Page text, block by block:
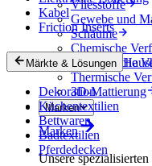
Vliesstoffe
Gewebe und
Schäume
Chemische
Mechanische
Thermische
3D-Mattierung
Marken
Marken
Unsere
Kabel
Friction Inserts
Märkte & Lösungen
Dekoration
Küchentextilien
Bettwaren
Badtextilien
Pferdedecken